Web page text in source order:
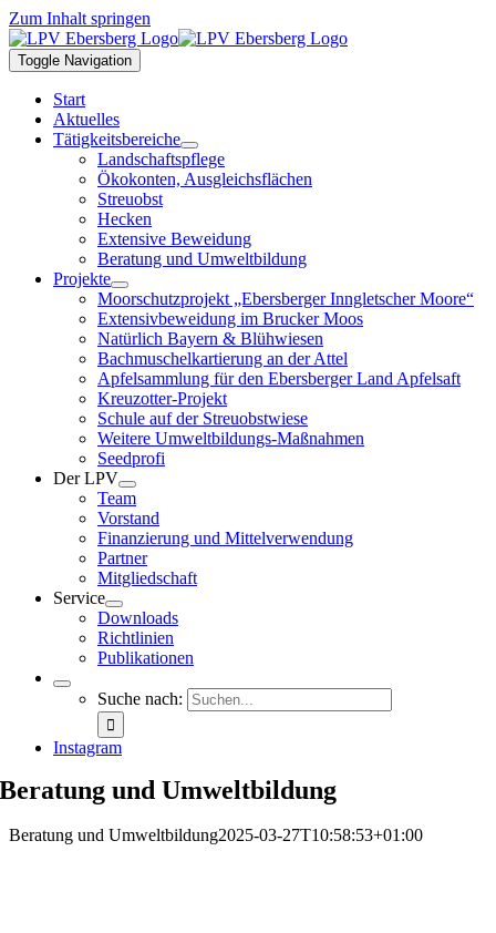
Zum Inhalt springen
Toggle Navigation
Start
Aktuelles
Tätigkeitsbereiche
Landschaftspflege
Ökokonten, Ausgleichsflächen
Streuobst
Hecken
Extensive Beweidung
Beratung und Umweltbildung
Projekte
Moorschutzprojekt „Ebersberger Inngletscher Moore“
Extensivbeweidung im Brucker Moos
Natürlich Bayern & Blühwiesen
Bachmuschelkartierung an der Attel
Apfelsammlung für den Ebersberger Land Apfelsaft
Kreuzotter-Projekt
Schule auf der Streuobstwiese
Weitere Umweltbildungs-Maßnahmen
Seedprofi
Der LPV
Team
Vorstand
Finanzierung und Mittelverwendung
Partner
Mitgliedschaft
Service
Downloads
Richtlinien
Publikationen
Suche nach:
Instagram
Beratung und Umweltbildung
Beratung und Umweltbildung2025-03-27T10:58:53+01:00